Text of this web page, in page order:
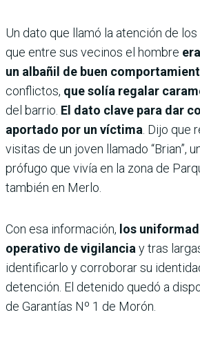
Un dato que llamó la atención de
que entre sus vecinos el hombre
un albañil de buen
conflictos, que solía regalar
del barrio. El dato clave para dar
aportado por un víctima. Dijo que
visitas de un joven llamado “Brian”,
prófugo que vivía en la zona de
también en Merlo.
Con esa información, los
operativo de vigilanciay tras
identificarlo y corroborar su
detención. El detenido quedó a
de Garantías Nº 1 de Morón.